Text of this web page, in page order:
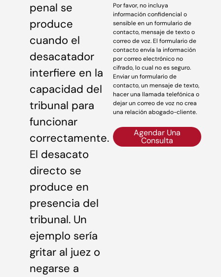
penal se
produce
cuando el
desacatador
interfiere en la
capacidad del
tribunal para
funcionar
correctamente.
El desacato
directo se
produce en
presencia del
tribunal. Un
ejemplo sería
gritar al juez o
negarse a
Por favor, no incluya
información confidencial o
sensible en un formulario de
contacto, mensaje de texto o
correo de voz. El formulario de
contacto envía la información
por correo electrónico no
cifrado, lo cual no es seguro.
Enviar un formulario de
contacto, un mensaje de texto,
hacer una llamada telefónica o
dejar un correo de voz no crea
una relación abogado-cliente.
Agendar Una
Consulta